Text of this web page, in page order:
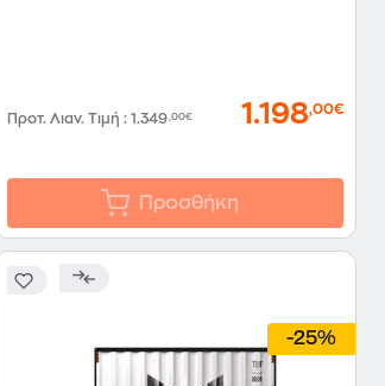
Προτ. Λιαν. Τιμή : 1.349,00€ 1.198,00€
Προσθήκη
-25%